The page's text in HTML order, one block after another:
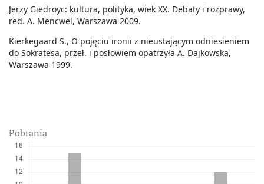
Pobrania
Jerzy Giedroyc: kultura, polityka, wiek XX. Debaty i rozprawy,
red. A. Mencwel, Warszawa 2009.
Kierkegaard S., O pojęciu ironii z nieustającym odniesieniem
do Sokratesa, przeł. i posłowiem opatrzyła A. Dajkowska,
Warszawa 1999.